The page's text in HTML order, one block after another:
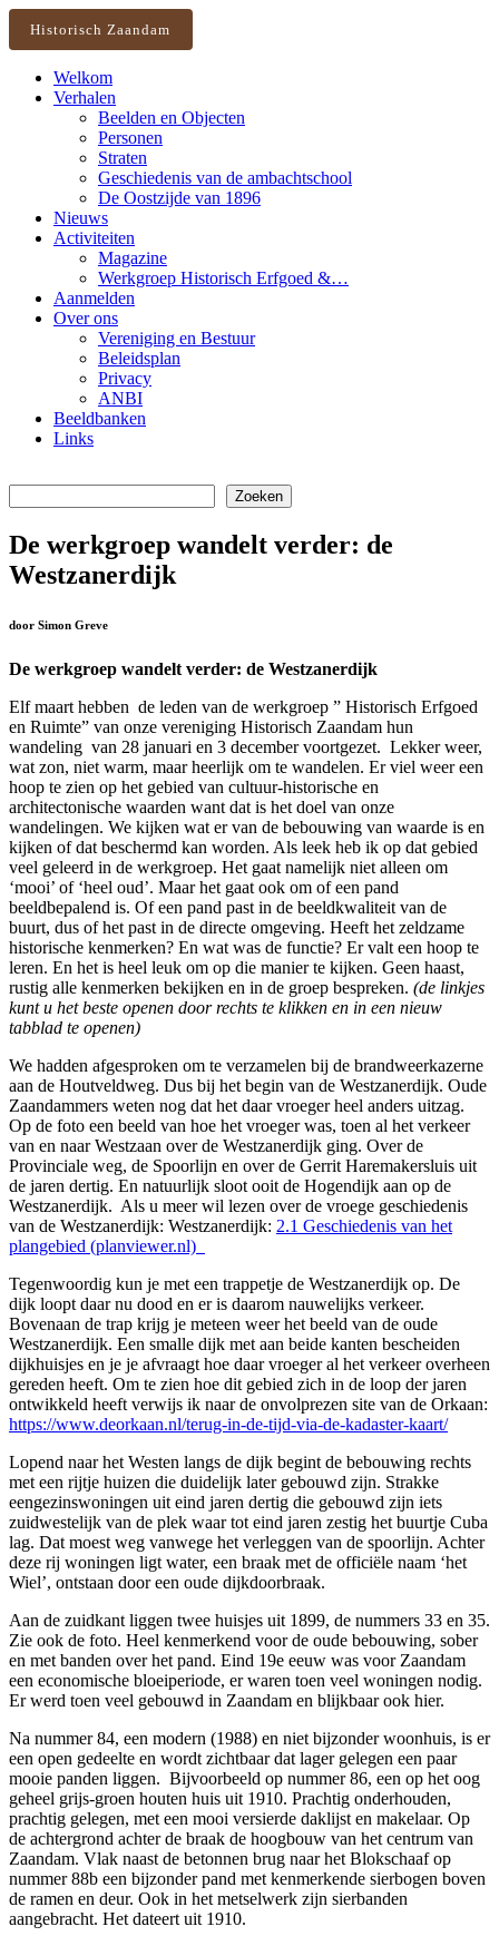
Historisch Zaandam
Welkom
Verhalen
Beelden en Objecten
Personen
Straten
Geschiedenis van de ambachtschool
De Oostzijde van 1896
Nieuws
Activiteiten
Magazine
Werkgroep Historisch Erfgoed &…
Aanmelden
Over ons
Vereniging en Bestuur
Beleidsplan
Privacy
ANBI
Beeldbanken
Links
Zoeken
De werkgroep wandelt verder: de
Westzanerdijk
door Simon Greve
De werkgroep wandelt verder: de Westzanerdijk
Elf maart hebben de leden van de werkgroep ” Historisch Erfgoed
en Ruimte” van onze vereniging Historisch Zaandam hun
wandeling van 28 januari en 3 december voortgezet. Lekker weer,
wat zon, niet warm, maar heerlijk om te wandelen. Er viel weer een
hoop te zien op het gebied van cultuur-historische en
architectonische waarden want dat is het doel van onze
wandelingen. We kijken wat er van de bebouwing van waarde is en
kijken of dat beschermd kan worden. Als leek heb ik op dat gebied
veel geleerd in de werkgroep. Het gaat namelijk niet alleen om
‘mooi’ of ‘heel oud’. Maar het gaat ook om of een pand
beeldbepalend is. Of een pand past in de beeldkwaliteit van de
buurt, dus of het past in de directe omgeving. Heeft het zeldzame
historische kenmerken? En wat was de functie? Er valt een hoop te
leren. En het is heel leuk om op die manier te kijken. Geen haast,
rustig alle kenmerken bekijken en in de groep bespreken. (de linkjes
kunt u het beste openen door rechts te klikken en in een nieuw
tabblad te openen)
We hadden afgesproken om te verzamelen bij de brandweerkazerne
aan de Houtveldweg. Dus bij het begin van de Westzanerdijk. Oude
Zaandammers weten nog dat het daar vroeger heel anders uitzag.
Op de foto een beeld van hoe het vroeger was, toen al het verkeer
van en naar Westzaan over de Westzanerdijk ging. Over de
Provinciale weg, de Spoorlijn en over de Gerrit Haremakersluis uit
de jaren dertig. En natuurlijk sloot ooit de Hogendijk aan op de
Westzanerdijk. Als u meer wil lezen over de vroege geschiedenis
van de Westzanerdijk: Westzanerdijk: 2.1 Geschiedenis van het
plangebied (planviewer.nl)
Tegenwoordig kun je met een trappetje de Westzanerdijk op. De
dijk loopt daar nu dood en er is daarom nauwelijks verkeer.
Bovenaan de trap krijg je meteen weer het beeld van de oude
Westzanerdijk. Een smalle dijk met aan beide kanten bescheiden
dijkhuisjes en je je afvraagt hoe daar vroeger al het verkeer overheen
gereden heeft. Om te zien hoe dit gebied zich in de loop der jaren
ontwikkeld heeft verwijs ik naar de onvolprezen site van de Orkaan:
https://www.deorkaan.nl/terug-in-de-tijd-via-de-kadaster-kaart/
Lopend naar het Westen langs de dijk begint de bebouwing rechts
met een rijtje huizen die duidelijk later gebouwd zijn. Strakke
eengezinswoningen uit eind jaren dertig die gebouwd zijn iets
zuidwestelijk van de plek waar tot eind jaren zestig het buurtje Cuba
lag. Dat moest weg vanwege het verleggen van de spoorlijn. Achter
deze rij woningen ligt water, een braak met de officiële naam ‘het
Wiel’, ontstaan door een oude dijkdoorbraak.
Aan de zuidkant liggen twee huisjes uit 1899, de nummers 33 en 35.
Zie ook de foto. Heel kenmerkend voor de oude bebouwing, sober
en met banden over het pand. Eind 19e eeuw was voor Zaandam
een economische bloeiperiode, er waren toen veel woningen nodig.
Er werd toen veel gebouwd in Zaandam en blijkbaar ook hier.
Na nummer 84, een modern (1988) en niet bijzonder woonhuis, is er
een open gedeelte en wordt zichtbaar dat lager gelegen een paar
mooie panden liggen. Bijvoorbeeld op nummer 86, een op het oog
geheel grijs-groen houten huis uit 1910. Prachtig onderhouden,
prachtig gelegen, met een mooi versierde daklijst en makelaar. Op
de achtergrond achter de braak de hoogbouw van het centrum van
Zaandam. Vlak naast de betonnen brug naar het Blokschaaf op
nummer 88b een bijzonder pand met kenmerkende sierbogen boven
de ramen en deur. Ook in het metselwerk zijn sierbanden
aangebracht. Het dateert uit 1910.